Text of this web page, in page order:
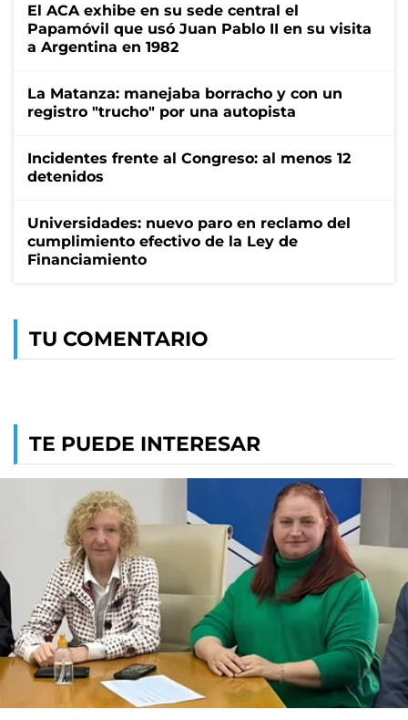
El ACA exhibe en su sede central el
Papamóvil que usó Juan Pablo II en su visita
a Argentina en 1982
La Matanza: manejaba borracho y con un
registro "trucho" por una autopista
Incidentes frente al Congreso: al menos 12
detenidos
Universidades: nuevo paro en reclamo del
cumplimiento efectivo de la Ley de
Financiamiento
TU COMENTARIO
TE PUEDE INTERESAR